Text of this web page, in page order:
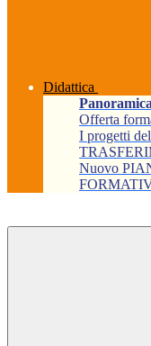
Didattica
Panoramica
Offerta
I progetti
Nuovo